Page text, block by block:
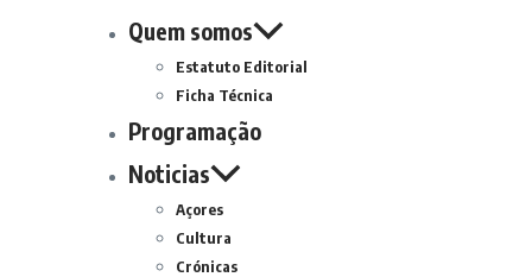
Quem somos
Estatuto Editorial
Ficha Técnica
Programação
Noticias
Açores
Cultura
Crónicas